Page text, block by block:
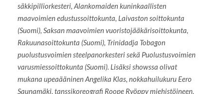
säkkipilliorkesteri, Alankomaiden kuninkaallisten
maavoimien edustussoittokunta, Laivaston soittokunta
(Suomi), Saksan maavoimien vuoristojääkärisoittokunta,
Rakuunasoittokunta (Suomi), Trinidadja Tobagon
puolustusvoimien steelpanorkesteri sekä Puolustusvoimien
varusmiessoittokunta (Suomi). Lisäksi showssa olivat
mukana upeaääninen Angelika Klas, nokkahuilukuru Eero
Saunamäki, tanssikoreografi Roope Ryöppy miehistöineen,